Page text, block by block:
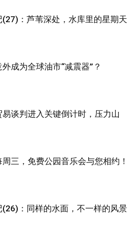
(27)：芦苇深处，水库里的星期天
成为全球油市“减震器”？
易谈判进入关键倒计时，压力山
周三，免费公园音乐会与您相约！
(26)：同样的水面，不一样的风景